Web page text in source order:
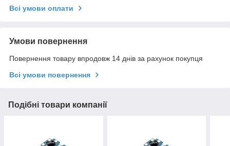
Всі умови оплати
Умови повернення
Повернення товару впродовж 14 днів за рахунок покупця
Всі умови повернення
Подібні товари компанії